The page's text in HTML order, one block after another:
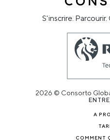
S'inscrire.
2026 © Consorto
A
COMMENT